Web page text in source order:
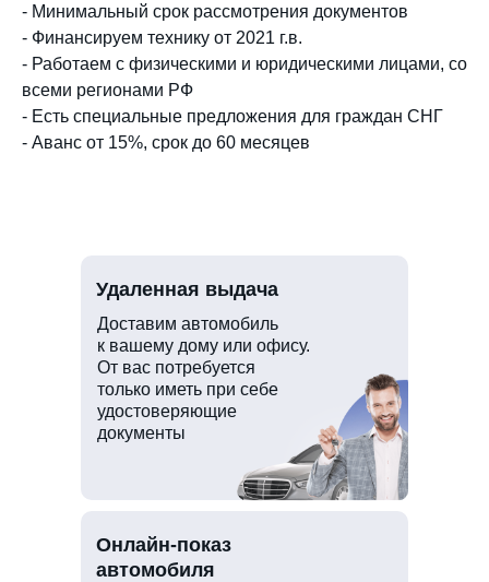
- Минимальный срок рассмотрения документов
- Финансируем технику от 2021 г.в.
- Работаем с физическими и юридическими лицами, со
всеми регионами РФ
- Есть специальные предложения для граждан СНГ
- Аванс от 15%, срок до 60 месяцев
Доставим автомобиль
к вашему дому или офису.
От вас потребуется
только иметь при себе
удостоверяющие
документы
Удаленная выдача
Онлайн-показ
автомобиля